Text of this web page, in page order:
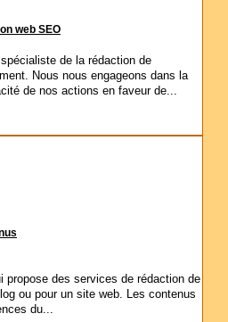
web SEO
de la rédaction de
Nous nous engageons dans la
de nos actions en faveur de...
propose des services de rédaction de
ou pour un site web. Les contenus
du...